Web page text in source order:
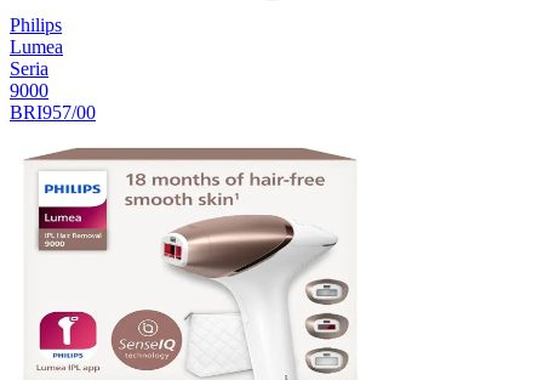
Philips
Lumea
Seria
9000
BRI957/00